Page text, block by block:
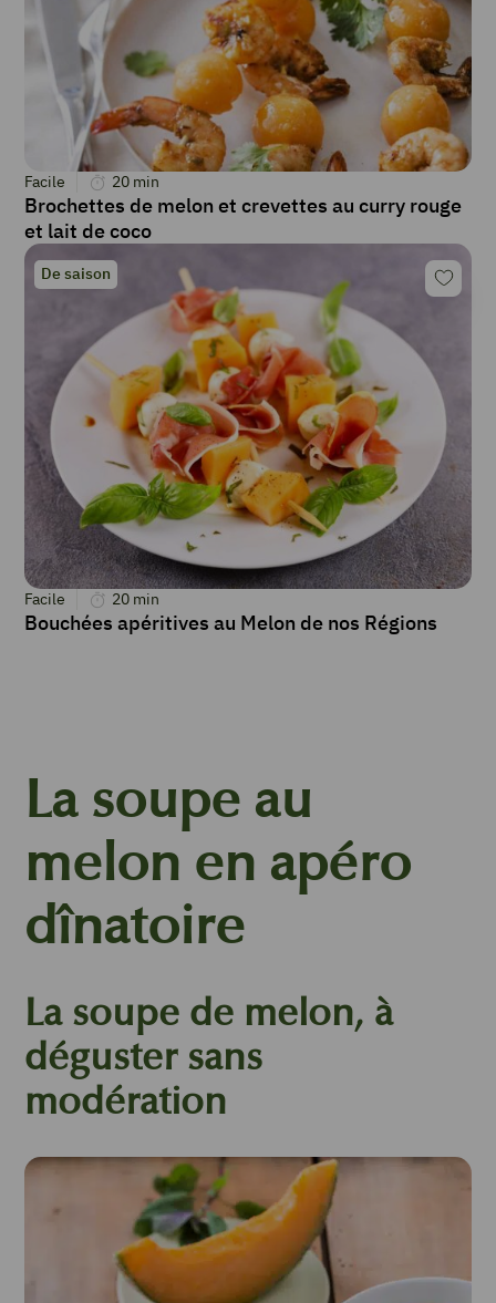
Facile 20 min
Brochettes de melon et crevettes au curry rouge
et lait de coco
De saison
Facile 20 min
Bouchées apéritives au Melon de nos Régions
La soupe au
melon en apéro
dînatoire
La soupe de melon, à
déguster sans
modération